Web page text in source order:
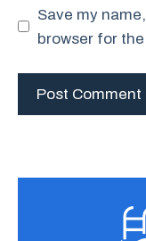
Save my
browser for